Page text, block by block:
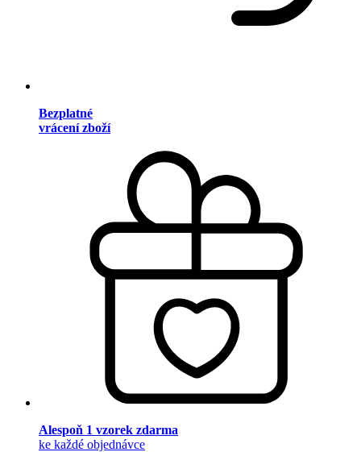
Bezplatné
vrácení zboží
Alespoň 1 vzorek zdarma
ke každé objednávce